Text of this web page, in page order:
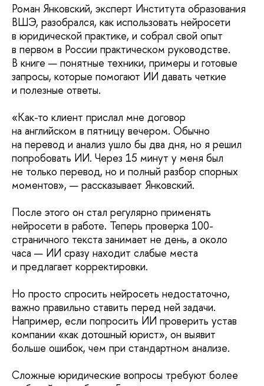
Роман Янковский, эксперт Института образования
ВШЭ, разобрался, как использовать нейросети
в юридической практике, и собрал свой опыт
в первом в России практическом руководстве.
В книге — понятные техники, примеры и готовые
запросы, которые помогают ИИ давать четкие
и полезные ответы.
«Как-то клиент прислал мне договор
на английском в пятницу вечером. Обычно
на перевод и анализ ушло бы два дня, но я решил
попробовать ИИ. Через 15 минут у меня был
не только перевод, но и полный разбор спорных
моментов», — рассказывает Янковский.
После этого он стал регулярно применять
нейросети в работе. Теперь проверка 100-
страничного текста занимает не день, а около
часа — ИИ сразу находит слабые места
и предлагает корректировки.
Но просто спросить нейросеть недостаточно,
важно правильно ставить перед ней задачи.
Например, если попросить ИИ проверить устав
компании «как дотошный юрист», он выявит
больше ошибок, чем при стандартном анализе.
Сложные юридические вопросы требуют более